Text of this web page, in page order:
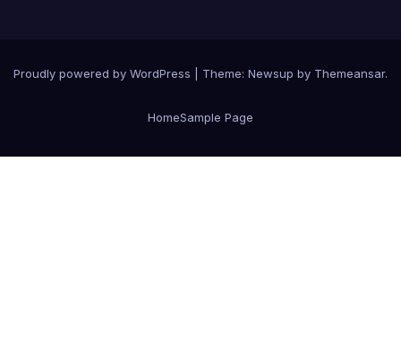
Proudly powered by WordPress Theme: Newsup by Themeansar.
HomeSample Page